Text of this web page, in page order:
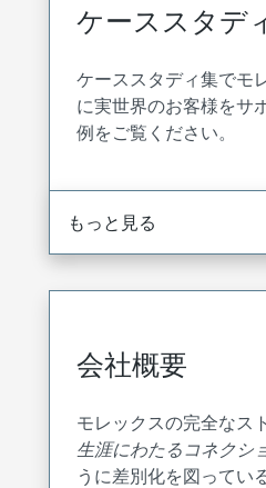
ケーススタデ
ケーススタディ集でモ
に実世界のお客様をサ
例をご覧ください。
もっと見る
会社概要
モレックスの完全なス
生涯にわたるコネクシ
うに差別化を図ってい